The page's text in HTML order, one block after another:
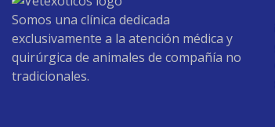
Somos una clínica dedicada
exclusivamente a la atención médica y
quirúrgica de animales de compañía no
tradicionales.